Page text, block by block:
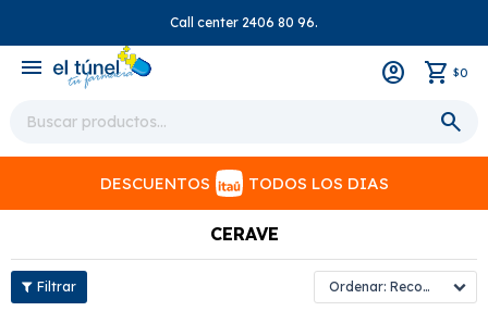
Call center 2406 80 96.
menu $0
DESCUENTOS TODOS LOS DIAS
CERAVE
Recomendados
close